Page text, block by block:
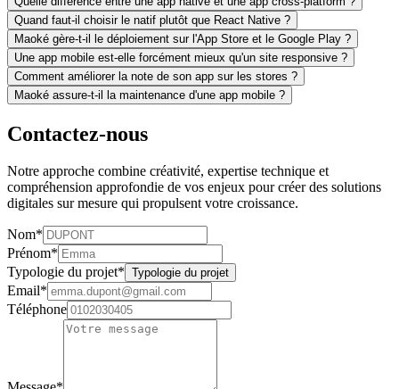
Quand faut-il choisir le natif plutôt que React Native ?
Maoké gère-t-il le déploiement sur l'App Store et le Google Play ?
Une app mobile est-elle forcément mieux qu'un site responsive ?
Comment améliorer la note de son app sur les stores ?
Maoké assure-t-il la maintenance d'une app mobile ?
Contactez-nous
Notre approche combine créativité, expertise technique et
compréhension approfondie de vos enjeux pour créer des solutions
digitales sur mesure qui propulsent votre croissance.
Nom*
Prénom*
Typologie du projet* Typologie du projet
Email*
Téléphone